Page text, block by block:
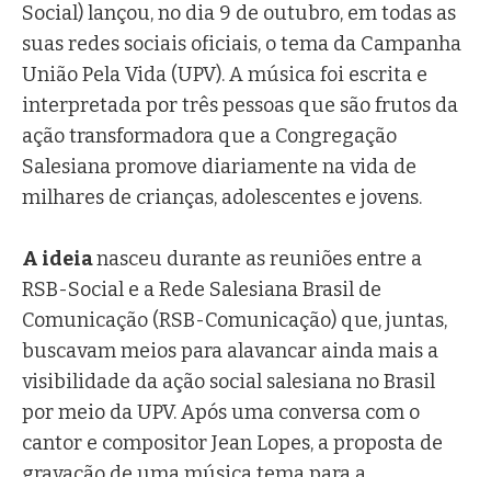
Social) lançou, no dia 9 de outubro, em todas as
suas redes sociais oficiais, o tema da Campanha
União Pela Vida (UPV). A música foi escrita e
interpretada por três pessoas que são frutos da
ação transformadora que a Congregação
Salesiana promove diariamente na vida de
milhares de crianças, adolescentes e jovens.
A ideianasceu durante as reuniões entre a
RSB-Social e a Rede Salesiana Brasil de
Comunicação (RSB-Comunicação) que, juntas,
buscavam meios para alavancar ainda mais a
visibilidade da ação social salesiana no Brasil
por meio da UPV. Após uma conversa com o
cantor e compositor Jean Lopes, a proposta de